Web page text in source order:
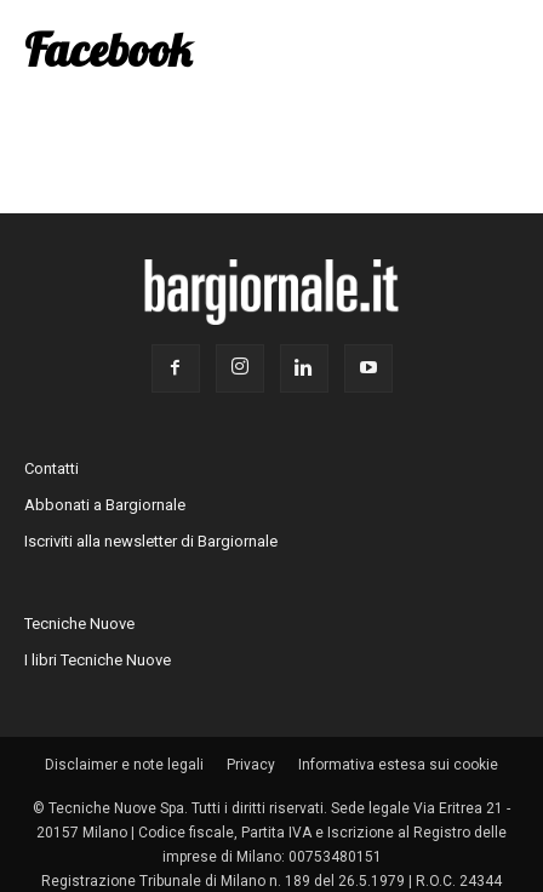
Facebook
Contatti
Abbonati a Bargiornale
Iscriviti alla newsletter di Bargiornale
Tecniche Nuove
I libri Tecniche Nuove
Disclaimer e note legali Privacy Informativa estesa sui cookie
© Tecniche Nuove Spa. Tutti i diritti riservati. Sede legale Via Eritrea 21 -
20157 Milano | Codice fiscale, Partita IVA e Iscrizione al Registro delle
imprese di Milano: 00753480151
Registrazione Tribunale di Milano n. 189 del 26.5.1979 | R.O.C. 24344